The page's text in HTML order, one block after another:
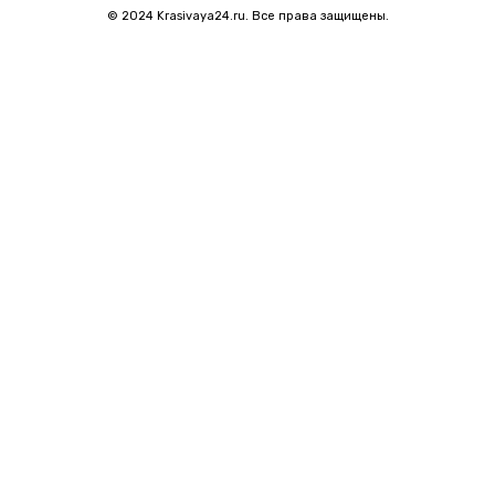
© 2024 Krasivaya24.ru. Все права защищены.